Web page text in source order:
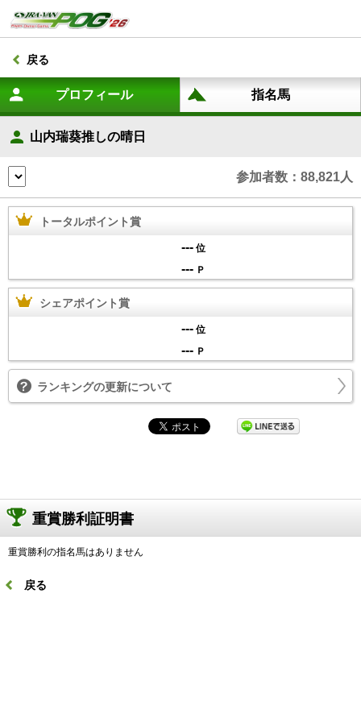
戻る
山内瑞葵推しの晴日
参加者数：88,821人
トータルポイント賞
--- 位
--- Ｐ
シェアポイント賞
--- 位
--- Ｐ
ランキングの更新について
重賞勝利証明書
重賞勝利の指名馬はありません
戻る